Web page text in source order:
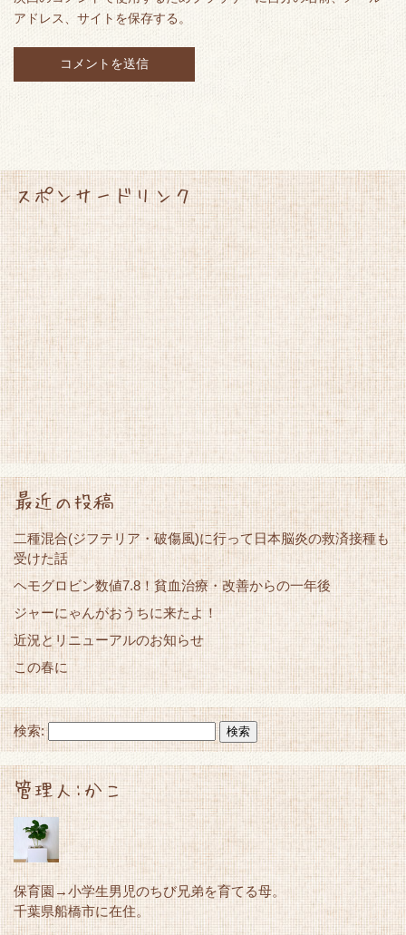
アドレス、サイトを保存する。
スポンサードリンク
最近の投稿
二種混合(ジフテリア・破傷風)に行って日本脳炎の救済接種も
受けた話
ヘモグロビン数値7.8！貧血治療・改善からの一年後
ジャーにゃんがおうちに来たよ！
近況とリニューアルのお知らせ
この春に
検索:
管理人:かこ
保育園→小学生男児のちび兄弟を育てる母。
千葉県船橋市に在住。